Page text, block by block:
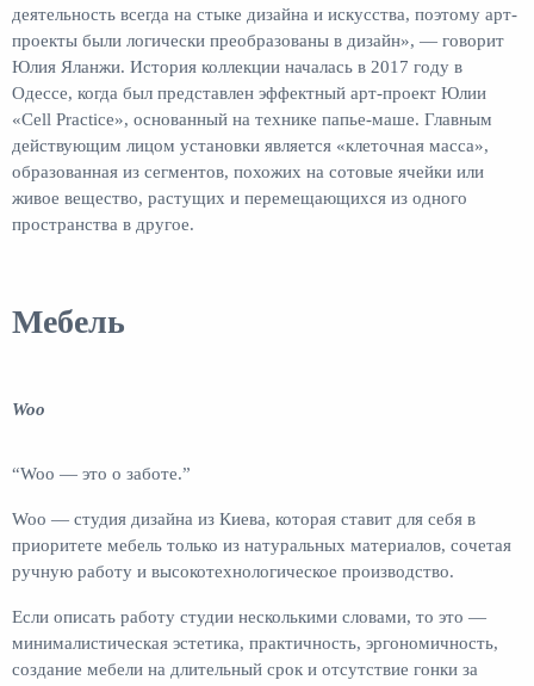
деятельность всегда на стыке дизайна и искусства, поэтому арт-
проекты были логически преобразованы в дизайн», — говорит
Юлия Яланжи. История коллекции началась в 2017 году в
Одессе, когда был представлен эффектный арт-проект Юлии
«Cell Practice», основанный на технике папье-маше. Главным
действующим лицом установки является «клеточная масса»,
образованная из сегментов, похожих на сотовые ячейки или
живое вещество, растущих и перемещающихся из одного
пространства в другое.
Мебель
Woo
“Woo — это о заботе.”
Woo — студия дизайна из Киева, которая ставит для себя в
приоритете мебель только из натуральных материалов, сочетая
ручную работу и высокотехнологическое производство.
Если описать работу студии несколькими словами, то это —
минималистическая эстетика, практичность, эргономичность,
создание мебели на длительный срок и отсутствие гонки за